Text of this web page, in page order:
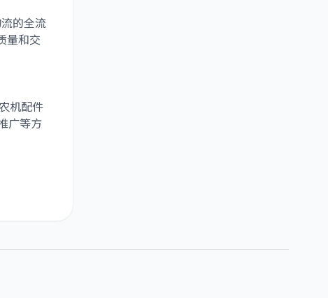
的全流
量和交
农机配件
广等方